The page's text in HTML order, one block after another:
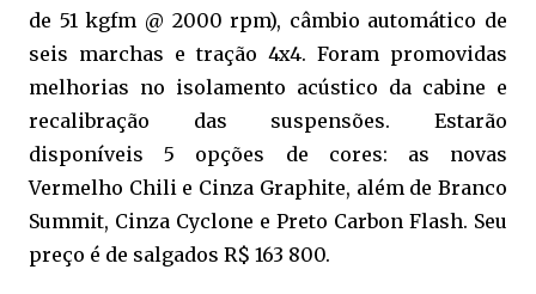
de 51 kgfm @ 2000 rpm), câmbio automático de
seis marchas e tração 4x4. Foram promovidas
melhorias no isolamento acústico da cabine e
recalibração das suspensões. Estarão
disponíveis 5 opções de cores: as novas
Vermelho Chili e Cinza Graphite, além de Branco
Summit, Cinza Cyclone e Preto Carbon Flash. Seu
preço é de salgados R$ 163 800.